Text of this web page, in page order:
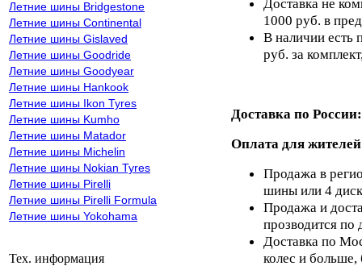
Летние шины Bridgestone
Летние шины Continental
Летние шины Gislaved
Летние шины Goodride
Летние шины Goodyear
Летние шины Hankook
Летние шины Ikon Tyres
Летние шины Kumho
Летние шины Matador
Летние шины Michelin
Летние шины Nokian Tyres
Летние шины Pirelli
Летние шины Pirelli Formula
Летние шины Yokohama
Тех. информация
Доставка не
1000 руб. в
В наличии есть
руб. за
Доставка по России:
Оплата для
Продажа в
шины или 4
Продажа и
прозводится по
Доставка по
колес и больше,